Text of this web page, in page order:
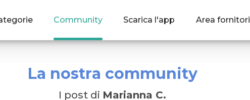
Community Scarica l'app Area fornitori
La nostra community
I post di Marianna C.